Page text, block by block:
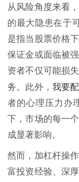
从风险角度来看，
的最大隐患在于
是指当股票价格
保证金或面临被
资者不仅可能损
务。此外， 我要
者的心理压力办
下，市场的每一
成显著影响。
然而，加杠杆操
富投资经验、深